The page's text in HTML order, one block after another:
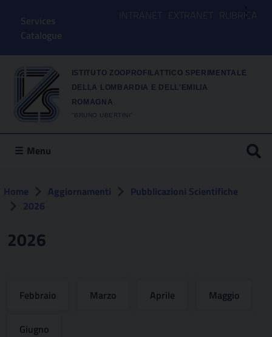
⋮
Services
Catalogue
INTRANET EXTRANET RUBRICA
ISTITUTO ZOOPROFILATTICO SPERIMENTALE
DELLA LOMBARDIA E DELL'EMILIA
ROMAGNA
"BRUNO UBERTINI"
Menu
Home Aggiornamenti
Pubblicazioni Scientifiche
2026
2026
Febbraio Marzo Aprile Maggio
Giugno